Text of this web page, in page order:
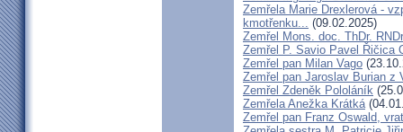
Zemřela Marie Drexlerová -
kmotřenku... (09.02.2025)
Zemřel Mons. doc. ThDr.
Zemřel P. Savio Pavel Řičica
Zemřel pan Milan Vago
Zemřel pan Jaroslav Burian z
Zemřel Zdeněk Pololáník
Zemřela Anežka Krátká
Zemřel pan Franz Oswald,